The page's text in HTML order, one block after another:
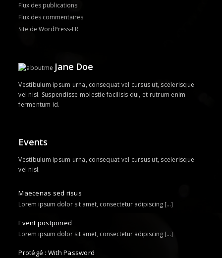
Flux des publications
Flux des commentaires
Site de WordPress-FR
Jane Doe
Vestibulum ipsum urna, consequat vel cursus ut, scelerisque
vel nisl. Suspendisse molestie facilisis dui, et rutrum enim
fermentum id.
Events
Vestibulum ipsum urna, consequat vel cursus ut, scelerisque
vel nisl.
Maecenas sed risus
Lorem ipsum dolor sit amet, consectetur adipiscing [...]
Event postponed
Lorem ipsum dolor sit amet, consectetur adipiscing [...]
Protégé : With Password